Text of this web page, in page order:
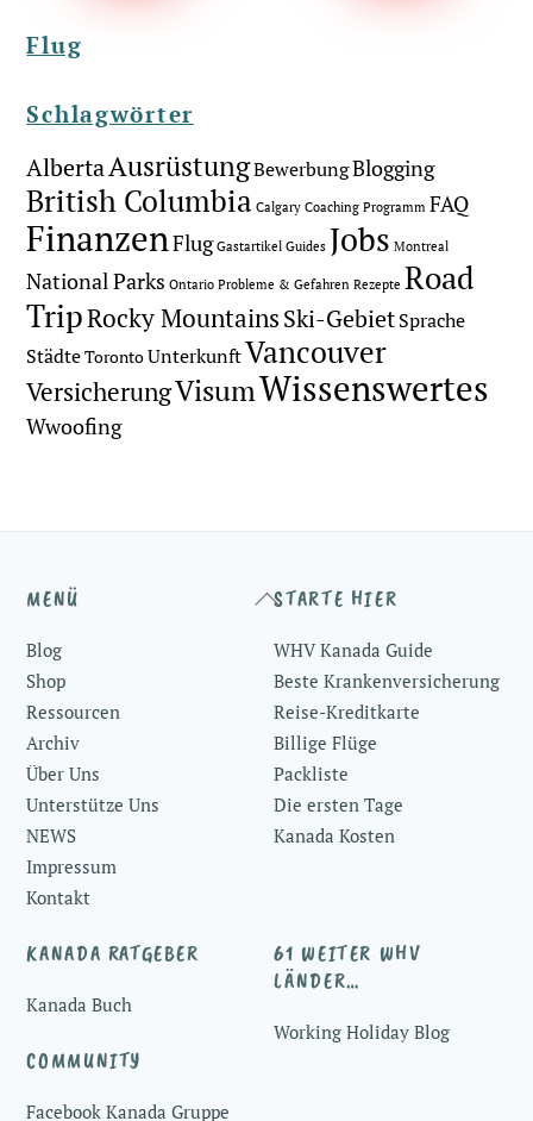
Flug
Schlagwörter
AlbertaAusrüstungBewerbungBlogging
British Columbia Calgary Coaching Programm FAQ
FinanzenFlug Gastartikel Guides Jobs Montreal
National Parks Ontario Probleme & Gefahren Rezepte Road
TripRocky MountainsSki-GebietSprache
StädteTorontoUnterkunftVancouver
VersicherungVisumWissenswertes
Wwoofing
Back
Top
MENÜ
Blog
Shop
Ressourcen
Archiv
Über Uns
Unterstütze Uns
NEWS
Impressum
Kontakt
STARTE HIER
WHV Kanada Guide
Beste Krankenversicherung
Reise-Kreditkarte
Billige Flüge
Packliste
Die ersten Tage
Kanada Kosten
KANADA RATGEBER
Kanada Buch
COMMUNITY
Facebook Kanada Gruppe
61 WEITER WHV
LÄNDER…
Working Holiday Blog